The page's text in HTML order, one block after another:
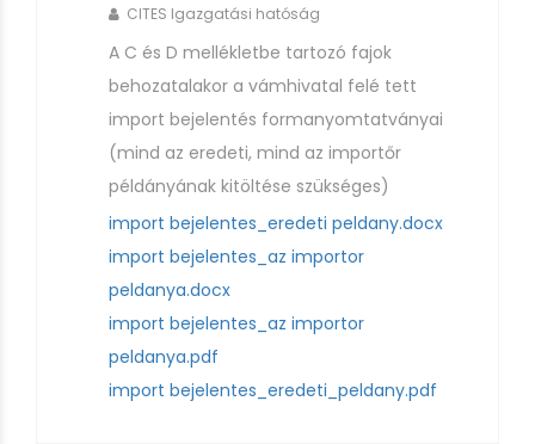
CITES Igazgatási hatóság
A C és D mellékletbe tartozó fajok
behozatalakor a vámhivatal felé tett
import bejelentés formanyomtatványai
(mind az eredeti, mind az importőr
példányának kitöltése szükséges)
import bejelentes_eredeti peldany.docx
import bejelentes_az importor
peldanya.docx
import bejelentes_az importor
peldanya.pdf
import bejelentes_eredeti_peldany.pdf